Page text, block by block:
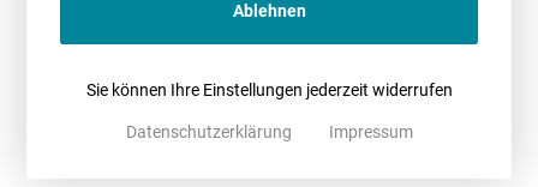
Ablehnen
Sie können Ihre Einstellungen jederzeit widerrufen
Datenschutzerklärung Impressum